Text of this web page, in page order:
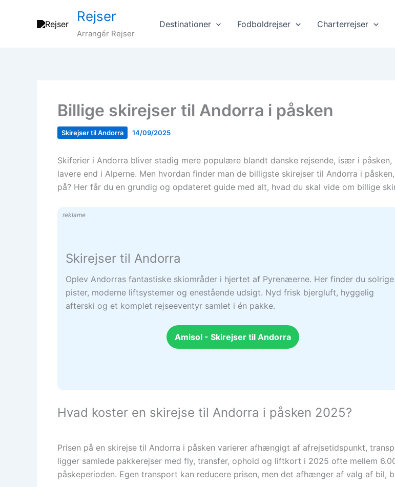
Rejser
Arrangér Rejser
Destinationer Fodboldrejser Charterrejser
Billige skirejser til Andorra i påsken
Skirejser til Andorra 14/09/2025
Skiferier i Andorra bliver stadig mere populære blandt danske rejsende, især i
lavere end i Alperne. Men hvordan finder man de billigste skirejser til Andorra i
på? Her får du en grundig og opdateret guide med alt, hvad du skal vide om billige
reklame
Skirejser til Andorra
Oplev Andorras fantastiske skiområder i hjertet af Pyrenæerne. Her finder du solrige
pister, moderne liftsystemer og enestående udsigt. Nyd frisk bjergluft, hyggelig
afterski og et komplet rejseeventyr samlet i én pakke.
Amisol - Skirejser til Andorra
Hvad koster en skirejse til Andorra i påsken 2025?
Prisen på en skirejse til Andorra i påsken varierer afhængigt af afrejsetidspunkt,
ligger samlede pakkerejser med fly, transfer, ophold og liftkort i 2025 ofte mellem
påskeperioden. Egen transport kan reducere prisen, men det afhænger af valg af bil,